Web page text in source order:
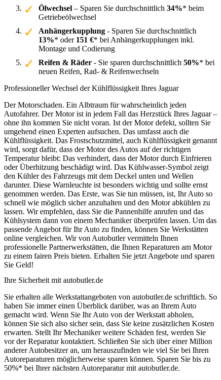
Ölwechsel – Sparen Sie durchschnittlich 34%* beim
Getriebeölwechsel
Anhängerkupplung - Sparen Sie durchschnittlich
13%* oder 151 €* bei Anhängerkupplungen inkl.
Montage und Codierung
Reifen & Räder - Sie sparen durchschnittlich 50%* bei
neuen Reifen, Rad- & Reifenwechseln
Professioneller Wechsel der Kühlflüssigkeit Ihres Jaguar
Der Motorschaden. Ein Albtraum für wahrscheinlich jeden
Autofahrer. Der Motor ist in jedem Fall das Herzstück Ihres Jaguar –
ohne ihn kommen Sie nicht voran. Ist der Motor defekt, sollten Sie
umgehend einen Experten aufsuchen. Das umfasst auch die
Kühlflüssigkeit. Das Frostschutzmittel, auch Kühlflüssigkeit genannt
wird, sorgt dafür, dass der Motor des Autos auf der richtigen
Temperatur bleibt: Das verhindert, dass der Motor durch Einfrieren
oder Überhitzung beschädigt wird. Das Kühlwasser-Symbol zeigt
den Kühler des Fahrzeugs mit dem Deckel unten und Wellen
darunter. Diese Warnleuchte ist besonders wichtig und sollte ernst
genommen werden. Das Erste, was Sie tun müssen, ist, Ihr Auto so
schnell wie möglich sicher anzuhalten und den Motor abkühlen zu
lassen. Wir empfehlen, dass Sie die Pannenhilfe anrufen und das
Kühlsystem dann von einem Mechaniker überprüfen lassen. Um das
passende Angebot für Ihr Auto zu finden, können Sie Werkstätten
online vergleichen. Wir von Autobutler vermitteln Ihnen
professionelle Partnerwerkstätten, die Ihnen Reparaturen am Motor
zu einem fairen Preis bieten. Erhalten Sie jetzt Angebote und sparen
Sie Geld!
Ihre Sicherheit mit autobutler.de
Sie erhalten alle Werkstattangeboten von autobutler.de schriftlich. So
haben Sie immer einen Überblick darüber, was an Ihrem Auto
gemacht wird. Wenn Sie Ihr Auto von der Werkstatt abholen,
können Sie sich also sicher sein, dass Sie keine zusätzlichen Kosten
erwarten. Stellt Ihr Mechaniker weitere Schäden fest, werden Sie
vor der Reparatur kontaktiert. Schließen Sie sich über einer Million
anderer Autobesitzer an, um herauszufinden wie viel Sie bei Ihren
Autoreparaturen möglicherweise sparen können. Sparen Sie bis zu
50%* bei Ihrer nächsten Autoreparatur mit autobutler.de.